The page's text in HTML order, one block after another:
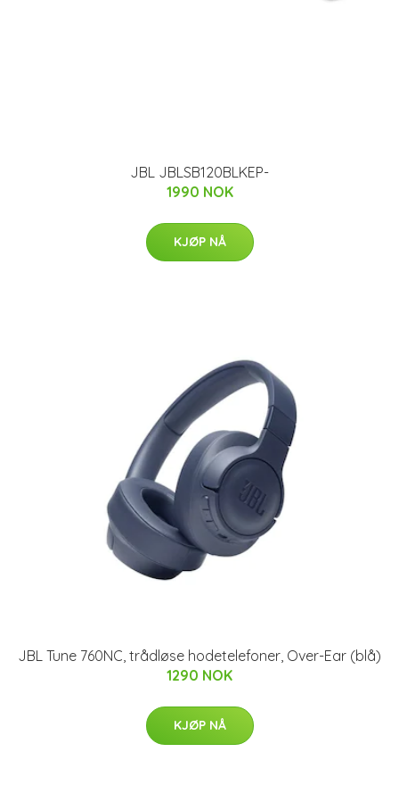
JBL JBLSB120BLKEP-
1990 NOK
KJØP NÅ
JBL Tune 760NC, trådløse hodetelefoner, Over-Ear (blå)
1290 NOK
KJØP NÅ